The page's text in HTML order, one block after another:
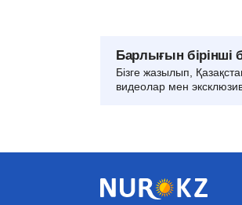
Барлығын бірінші
Бізге жазылып,
видеолар мен